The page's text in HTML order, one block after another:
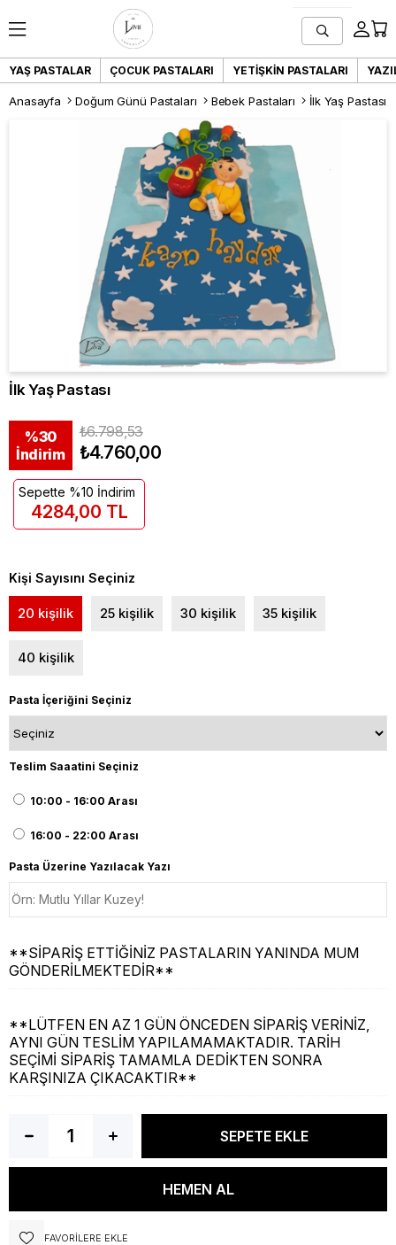
YAŞ PASTALAR ÇOCUK PASTALARI YETIŞKIN PASTALARI
Anasayfa Doğum Günü Pastaları Bebek Pastaları İlk Yaş Pastası
İlk Yaş Pastası
%30
İndirim
₺6.798,53
₺4.760,00
Kişi Sayısını Seçiniz
20 kişilik 25 kişilik 30 kişilik 35 kişilik
40 kişilik
Pasta İçeriğini Seçiniz
Teslim Saaatini Seçiniz
10:00 - 16:00 Arası
16:00 - 22:00 Arası
Pasta Üzerine Yazılacak Yazı
**SİPARİŞ ETTİĞİNİZ PASTALARIN YANINDA MUM
GÖNDERİLMEKTEDİR**
**LÜTFEN EN AZ 1 GÜN ÖNCEDEN SİPARİŞ VERİNİZ,
AYNI GÜN TESLİM YAPILAMAMAKTADIR. TARİH
SEÇİMİ SİPARİŞ TAMAMLA DEDİKTEN SONRA
KARŞINIZA ÇIKACAKTIR**
Sepette %10 İndirim
4284,00 TL
FAVORILERE EKLE